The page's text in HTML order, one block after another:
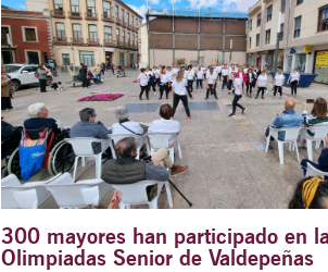
300 mayores han participado en
Olimpiadas Senior de Valdepeñas